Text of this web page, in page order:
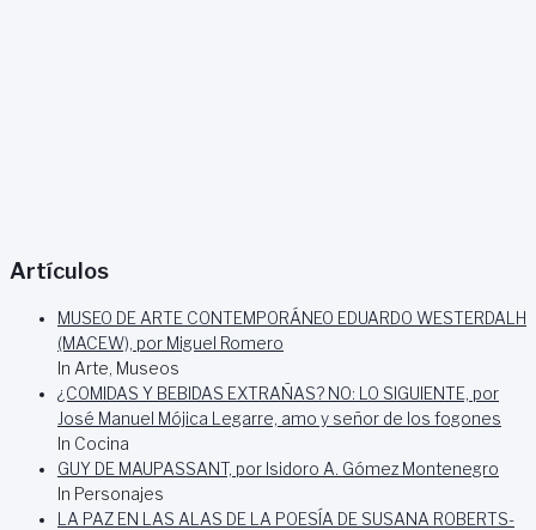
Artículos
MUSEO DE ARTE CONTEMPORÁNEO EDUARDO WESTERDALH
(MACEW), por Miguel Romero
In Arte, Museos
¿COMIDAS Y BEBIDAS EXTRAÑAS? NO: LO SIGUIENTE, por
José Manuel Mójica Legarre, amo y señor de los fogones
In Cocina
GUY DE MAUPASSANT, por Isidoro A. Gómez Montenegro
In Personajes
LA PAZ EN LAS ALAS DE LA POESÍA DE SUSANA ROBERTS-